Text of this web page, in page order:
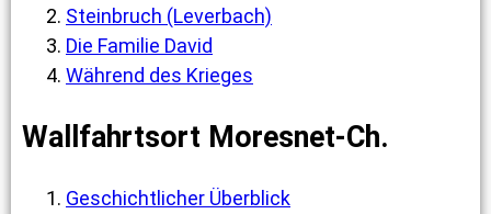
Steinbruch (Leverbach)
Die Familie David
Während des Krieges
Wallfahrtsort Moresnet-Ch.
Geschichtlicher Überblick